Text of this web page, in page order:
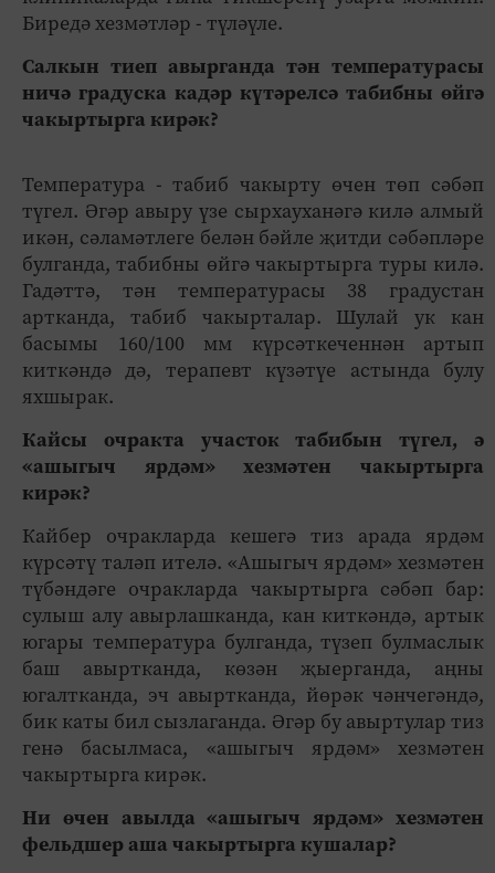
Биредә хезмәтләр - түләүле.
Салкын тиеп авырганда тән температурасы
ничә градуска кадәр күтәрелсә табибны өйгә
чакыртырга кирәк?
Температура - табиб чакырту өчен төп сәбәп
түгел. Әгәр авыру үзе сырхауханәгә килә алмый
икән, сәламәтлеге белән бәйле җитди сәбәпләре
булганда, табибны өйгә чакыртырга туры килә.
Гадәттә, тән температурасы 38 градустан
артканда, табиб чакырталар. Шулай ук кан
басымы 160/100 мм күрсәткеченнән артып
киткәндә дә, терапевт күзәтүе астында булу
яхшырак.
Кайсы очракта участок табибын түгел, ә
«ашыгыч ярдәм» хезмәтен чакыртырга
кирәк?
Кайбер очракларда кешегә тиз арада ярдәм
күрсәтү таләп ителә. «Ашыгыч ярдәм» хезмәтен
түбәндәге очракларда чакыртырга сәбәп бар:
сулыш алу авырлашканда, кан киткәндә, артык
югары температура булганда, түзеп булмаслык
баш авыртканда, көзән җыерганда, аңны
югалтканда, эч авыртканда, йөрәк чәнчегәндә,
бик каты бил сызлаганда. Әгәр бу авыртулар тиз
генә басылмаса, «ашыгыч ярдәм» хезмәтен
чакыртырга кирәк.
Ни өчен авылда «ашыгыч ярдәм» хезмәтен
фельдшер аша чакыртырга кушалар?